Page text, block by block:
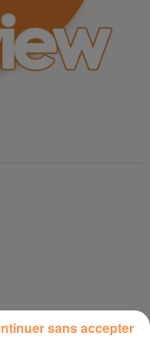
SERVICES" À LONS, SUR
sans accepter